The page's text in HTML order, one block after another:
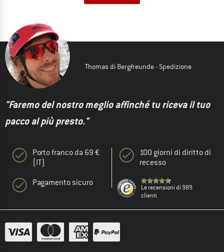
Thomas di Bergfreunde - Spedizione
"Faremo del nostro meglio affinché tu riceva il tuo
pacco al più presto."
Porto franco da 69 €
(IT)
Pagamento sicuro
100 giorni di diritto di
recesso
Le recensioni di 989
clienti